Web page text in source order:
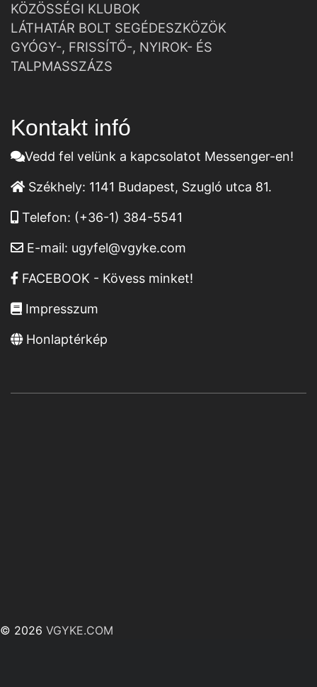
KÖZÖSSÉGI KLUBOK
LÁTHATÁR BOLT SEGÉDESZKÖZÖK
GYÓGY-, FRISSÍTŐ-, NYIROK- ÉS
TALPMASSZÁZS
Kontakt infó
Vedd fel velünk a kapcsolatot Messenger-en!
Székhely: 1141 Budapest, Szugló utca 81.
Telefon: (+36-1) 384-5541
E-mail: ugyfel@vgyke.com
FACEBOOK - Kövess minket!
Impresszum
Honlaptérkép
© 2026 VGYKE.COM